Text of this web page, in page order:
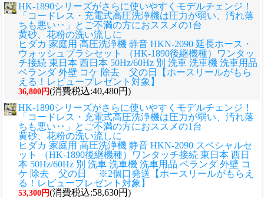
HK-1890シリーズがさらに使いやすくモデルチェンジ！
「コードレス・充電式高圧洗浄機は圧力が弱い、汚れ落
ちも悪い‥」とご不満の方におススメの1台
黄砂、花粉の洗い流しに
ヒダカ 家庭用 高圧洗浄機 静音 HKN-2090 延長ホース・
ウォッシュブラシセット （HK-1890後継機種）ワンタッ
チ接続 東日本 西日本 50Hz/60Hz 別 洗車 洗車機 洗車用品
ベランダ 外壁 コケ 除去 父の日【ホースリールがもら
える！レビュープレゼント対象】
36,800円(消費税込:40,480円)
HK-1890シリーズがさらに使いやすくモデルチェンジ！
「コードレス・充電式高圧洗浄機は圧力が弱い、汚れ落
ちも悪い‥」とご不満の方におススメの1台
黄砂、花粉の洗い流しに
ヒダカ 家庭用 高圧洗浄機 静音 HKN-2090 スペシャルセ
ット （HK-1890後継機種）ワンタッチ接続 東日本 西日
本 50Hz/60Hz 別 洗車 洗車機 洗車用品 ベランダ 外壁 コ
ケ 除去 父の日 ※2個口発送【ホースリールがもらえ
る！レビュープレゼント対象】
53,300円(消費税込:58,630円)